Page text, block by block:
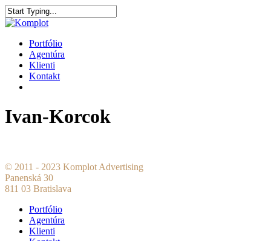
Portfólio
Agentúra
Klienti
Kontakt
Ivan-Korcok
© 2011 - 2023 Komplot Advertising
Panenská 30
811 03 Bratislava
Portfólio
Agentúra
Klienti